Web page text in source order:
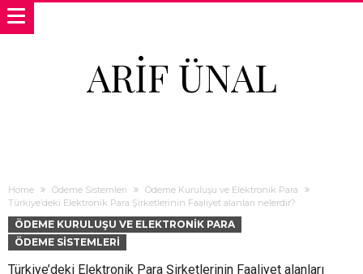
ARIF ÜNAL
Home Ödeme Sistemleri
Ödeme Kuruluşu ve Elektronik Para
Türkiye’deki Elektronik Para Şirketlerinin Faaliyet alanları nelerdir?
ÖDEME KURULUŞU VE ELEKTRONIK PARA
ÖDEME SISTEMLERI
Türkiye’deki Elektronik Para Şirketlerinin Faaliyet alanları